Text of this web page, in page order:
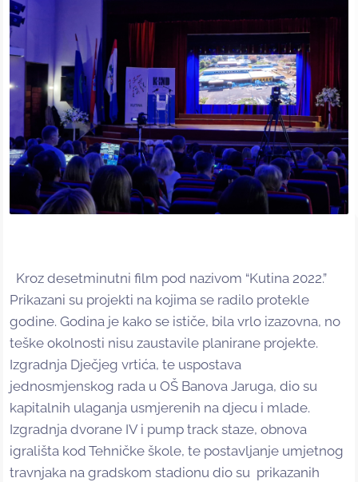
Kroz desetminutni film pod nazivom “Kutina 2022.”
Prikazani su projekti na kojima se radilo protekle
godine. Godina je kako se ističe, bila vrlo izazovna, no
teške okolnosti nisu zaustavile planirane projekte.
Izgradnja Dječjeg vrtića, te uspostava
jednosmjenskog rada u OŠ Banova Jaruga, dio su
kapitalnih ulaganja usmjerenih na djecu i mlade.
Izgradnja dvorane IV i pump track staze, obnova
igrališta kod Tehničke škole, te postavljanje umjetnog
travnjaka na gradskom stadionu dio su prikazanih